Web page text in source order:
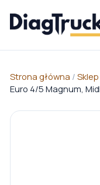
Strona główna / Sklep
Euro 4/5 Magnum,